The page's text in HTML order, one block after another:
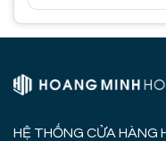
HỆ THỐNG CỬA HÀNG